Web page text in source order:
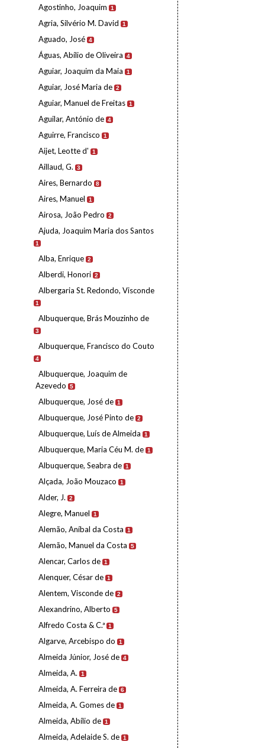
Agostinho, Joaquim 1
Agria, Silvério M. David 1
Aguado, José 4
Águas, Abílio de Oliveira 4
Aguiar, Joaquim da Maia 1
Aguiar, José Maria de 2
Aguiar, Manuel de Freitas 1
Aguilar, António de 4
Aguirre, Francisco 1
Aijet, Leotte d' 1
Aillaud, G. 3
Aires, Bernardo 8
Aires, Manuel 1
Airosa, João Pedro 2
Ajuda, Joaquim Maria dos Santos
1
Alba, Enrique 2
Alberdi, Honori 2
Albergaria St. Redondo, Visconde
1
Albuquerque, Brás Mouzinho de
3
Albuquerque, Francisco do Couto
4
Albuquerque, Joaquim de
Azevedo
5
Albuquerque, José de 1
Albuquerque, José Pinto de 2
Albuquerque, Luís de Almeida 1
Albuquerque, Maria Céu M. de 1
Albuquerque, Seabra de 1
Alçada, João Mouzaco 1
Alder, J. 2
Alegre, Manuel 1
Alemão, Aníbal da Costa 1
Alemão, Manuel da Costa 5
Alencar, Carlos de 1
Alenquer, César de 1
Alentem, Visconde de 2
Alexandrino, Alberto 5
Alfredo Costa & C.ª 1
Algarve, Arcebispo do 1
Almeida Júnior, José de 4
Almeida, A. 1
Almeida, A. Ferreira de 6
Almeida, A. Gomes de 1
Almeida, Abílio de 1
Almeida, Adelaide S. de 1